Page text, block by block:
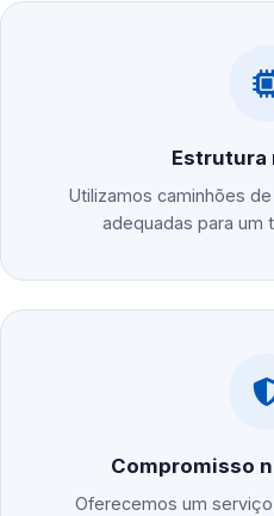
Estrutura
Utilizamos caminhões
adequadas para um
Compromisso
Oferecemos um